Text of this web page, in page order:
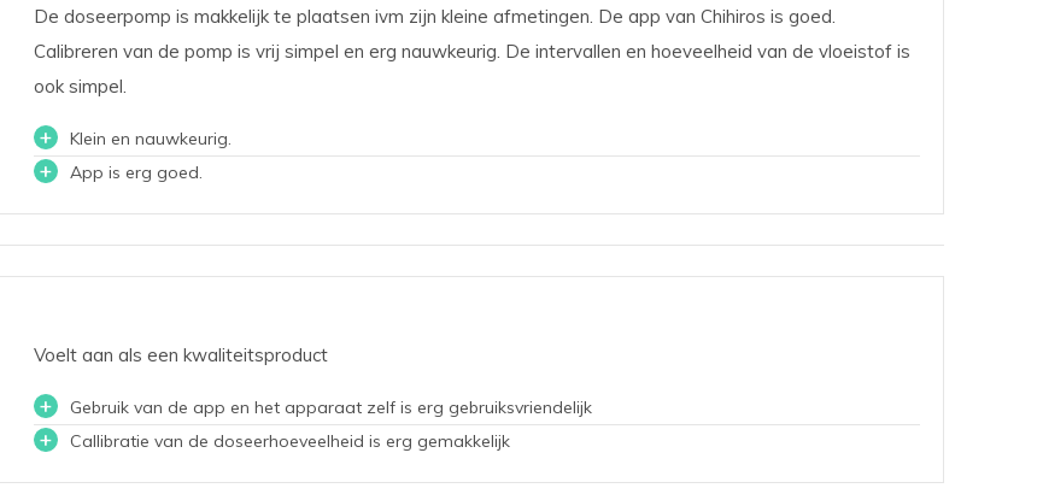
De doseerpomp is makkelijk te plaatsen ivm zijn kleine afmetingen. De app van Chihiros is goed.
Calibreren van de pomp is vrij simpel en erg nauwkeurig. De intervallen en hoeveelheid van de vloeistof is
ook simpel.
+ Klein en nauwkeurig.
+ App is erg goed.
Voelt aan als een kwaliteitsproduct
+ Gebruik van de app en het apparaat zelf is erg gebruiksvriendelijk
+ Callibratie van de doseerhoeveelheid is erg gemakkelijk